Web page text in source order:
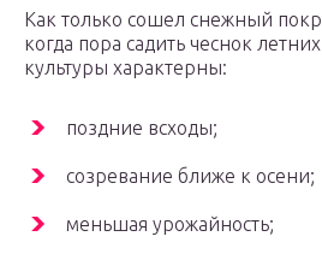
Как только сошел снежный
когда пора садить чеснок
культуры характерны:
поздние всходы;
созревание ближе к осени;
меньшая урожайность;